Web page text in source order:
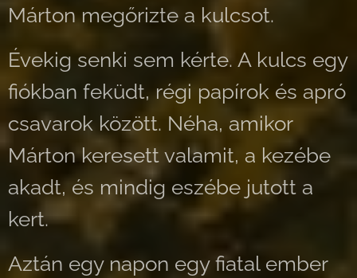
Márton megőrizte a kulcsot.
Évekig senki sem kérte. A kulcs egy
fiókban feküdt, régi papírok és apró
csavarok között. Néha, amikor
Márton keresett valamit, a kezébe
akadt, és mindig eszébe jutott a
kert.
Aztán egy napon egy fiatal ember